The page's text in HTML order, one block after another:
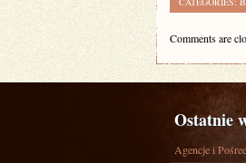
Comments are
Ostatnie
Agencje i